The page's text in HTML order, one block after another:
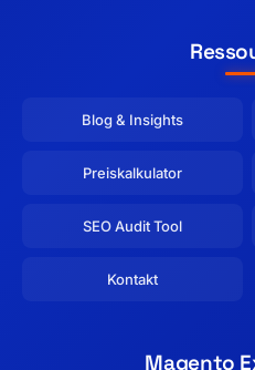
Blog & Insights
Preiskalkulator
SEO Audit Tool
Kontakt
Magento